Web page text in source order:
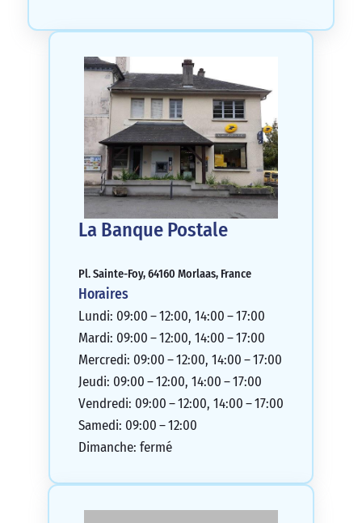
La Banque Postale
Pl. Sainte-Foy, 64160 Morlaas, France
Horaires
Lundi: 09:00 – 12:00, 14:00 – 17:00
Mardi: 09:00 – 12:00, 14:00 – 17:00
Mercredi: 09:00 – 12:00, 14:00 – 17:00
Jeudi: 09:00 – 12:00, 14:00 – 17:00
Vendredi: 09:00 – 12:00, 14:00 – 17:00
Samedi: 09:00 – 12:00
Dimanche: fermé